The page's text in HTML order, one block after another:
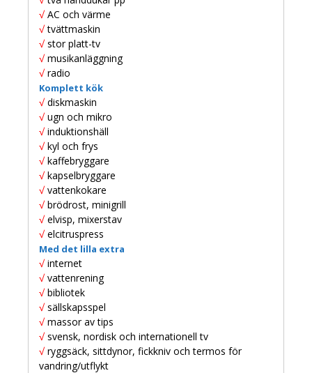
√ AC och värme
√tvättmaskin
√ stor platt-tv
√ musikanläggning
√ radio
Komplett kök
√ diskmaskin
√ ugn och mikro
√ induktionshäll
√ kyl och frys
√ kaffebryggare
√ kapselbryggare
√ vattenkokare
√ brödrost, minigrill
√ elvisp, mixerstav
√ elcitruspress
Med det lilla extra
√ internet
√ vattenrening
√ bibliotek
√ sällskapsspel
√ massor av tips
√ svensk, nordisk och internationell tv
√ ryggsäck, sittdynor, fickkniv och termos för
vandring/utflykt